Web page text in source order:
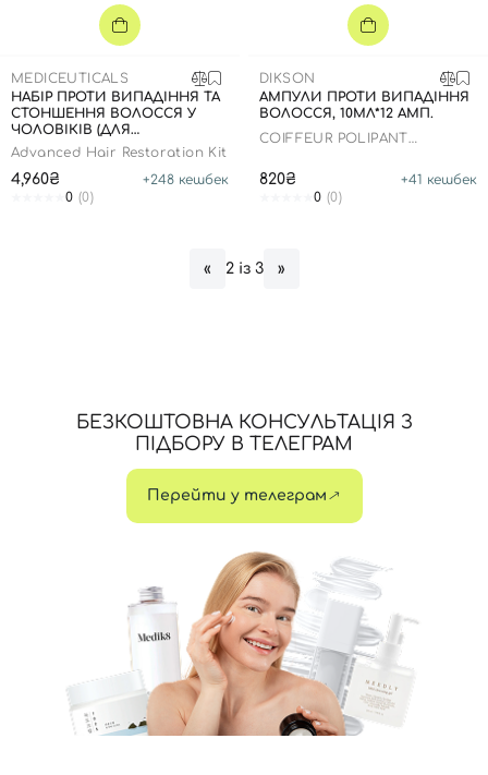
MEDICEUTICALS
НАБІР ПРОТИ ВИПАДІННЯ ТА
СТОНШЕННЯ ВОЛОССЯ У
ЧОЛОВІКІВ (ДЛЯ
НОРМАЛЬНОЇ / ЖИРНОЇ
Advanced Hair Restoration Kit
4,960₴ +248 кешбек
0 (0)
DIKSON
АМПУЛИ ПРОТИ ВИПАДІННЯ
ВОЛОССЯ, 10МЛ*12 АМП.
COIFFEUR POLIPANT
820₴ +41 кешбек
0 (0)
« 2 із 3 »
БЕЗКОШТОВНА КОНСУЛЬТАЦІЯ З
ПІДБОРУ В ТЕЛЕГРАМ
Перейти у телеграм
Номер телефону
Відправляючи форму для авторизації/реєстрації ви
Угоди користувача
Далі
Увійти за допомогою e-mail